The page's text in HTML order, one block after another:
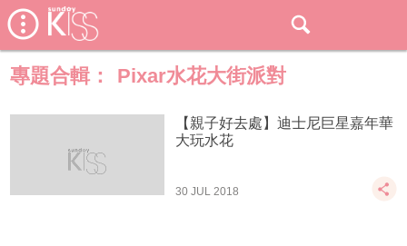
專題合輯： Pixar水花大街派對
【親子好去處】迪士尼巨星嘉年華
大玩水花
30 JUL 2018